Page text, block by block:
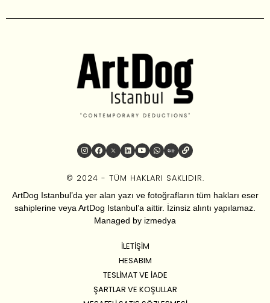
© 2024 - TÜM HAKLARI SAKLIDIR.
ArtDog Istanbul’da yer alan yazı ve fotoğrafların tüm hakları eser
sahiplerine veya ArtDog Istanbul’a aittir. İzinsiz alıntı yapılamaz.
Managed by izmedya
İLETIŞIM
HESABIM
TESLIMAT VE İADE
ŞARTLAR VE KOŞULLAR